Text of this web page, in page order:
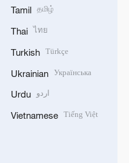
Tamil தமிழ்
Thai ไทย
Turkish Türkçe
Ukrainian Українська
Urdu اردو
Vietnamese Tiếng Việt